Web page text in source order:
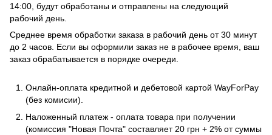
14:00, будут обработаны и отправлены на следующий
рабочий день.
Среднее время обработки заказа в рабочий день от 30 минут
до 2 часов. Если вы оформили заказ не в рабочее время, ваш
заказ обрабатывается в порядке очереди.
Онлайн-оплата кредитной и дебетовой картой WayForPay
(без комисии).
Наложенный платеж - оплата товара при получении
(комиссия "Новая Почта" составляет 20 грн + 2% от суммы